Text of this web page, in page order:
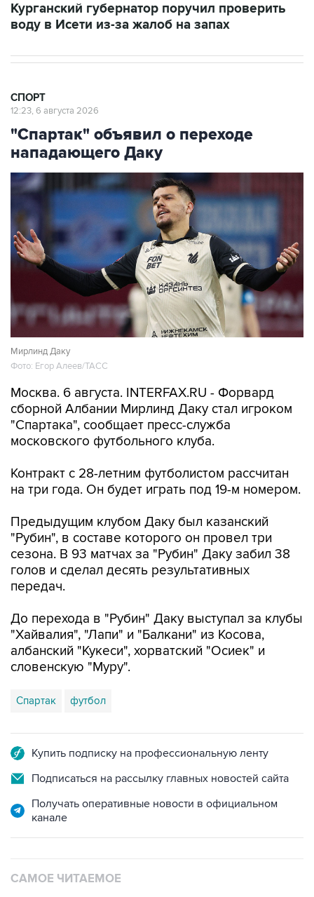
Курганский губернатор поручил проверить
воду в Исети из-за жалоб на запах
СПОРТ
12:23, 6 августа 2026
"Спартак" объявил о переходе
нападающего Даку
Мирлинд Даку
Фото: Егор Алеев/ТАСС
Москва. 6 августа. INTERFAX.RU - Форвард
сборной Албании Мирлинд Даку стал игроком
"Спартака", сообщает пресс-служба
московского футбольного клуба.
Контракт с 28-летним футболистом рассчитан
на три года. Он будет играть под 19-м номером.
Предыдущим клубом Даку был казанский
"Рубин", в составе которого он провел три
сезона. В 93 матчах за "Рубин" Даку забил 38
голов и сделал десять результативных
передач.
До перехода в "Рубин" Даку выступал за клубы
"Хайвалия", "Лапи" и "Балкани" из Косова,
албанский "Кукеси", хорватский "Осиек" и
словенскую "Муру".
Спартак футбол
Купить подписку на профессиональную ленту
Подписаться на рассылку главных новостей сайта
Получать оперативные новости в официальном
канале
САМОЕ ЧИТАЕМОЕ